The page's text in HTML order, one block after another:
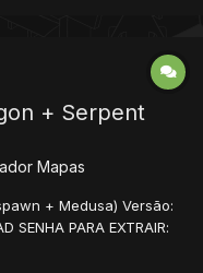
+ Serpent
Mapas
+ Medusa) Versão:
PARA EXTRAIR: